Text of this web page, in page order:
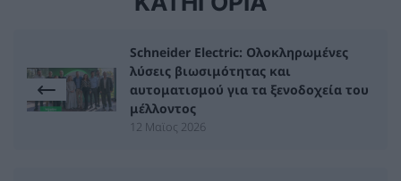
Schneider Electric: Ολοκληρωμένες
λύσεις βιωσιμότητας και
αυτοματισμού για τα ξενοδοχεία του
μέλλοντος
12 Μαϊος 2026